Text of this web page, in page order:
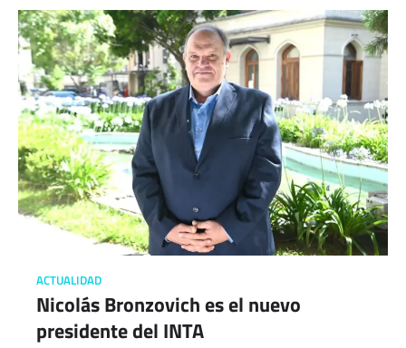
ACTUALIDAD
Nicolás Bronzovich es el nuevo
presidente del INTA